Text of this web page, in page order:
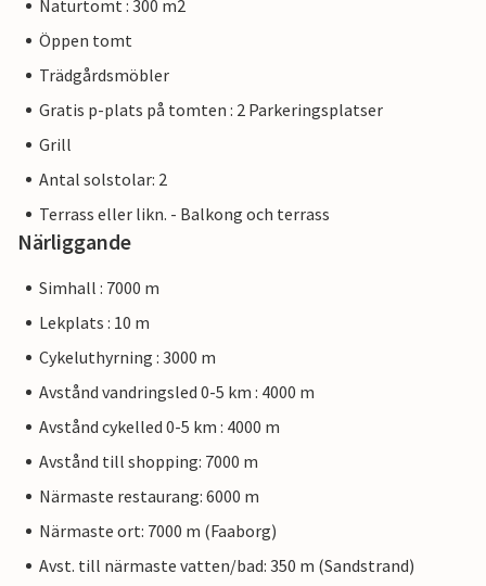
Naturtomt : 300 m2
Öppen tomt
Trädgårdsmöbler
Gratis p-plats på tomten : 2 Parkeringsplatser
Grill
Antal solstolar: 2
Terrass eller likn. - Balkong och terrass
Närliggande
Simhall : 7000 m
Lekplats : 10 m
Cykeluthyrning : 3000 m
Avstånd vandringsled 0-5 km : 4000 m
Avstånd cykelled 0-5 km : 4000 m
Avstånd till shopping: 7000 m
Närmaste restaurang: 6000 m
Närmaste ort: 7000 m (Faaborg)
Avst. till närmaste vatten/bad: 350 m (Sandstrand)